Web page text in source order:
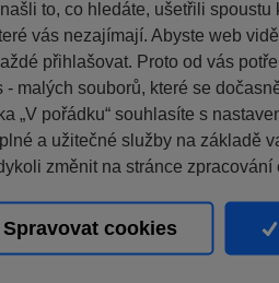
to, co hledáte, ušetřili
vás nezajímají. Abyste web
přihlašovat. Proto od vás
- malých souborů, které se
„V pořádku“ souhlasíte s
a užitečné služby na základě
změnit na stránce zpracování
Spravovat cookies